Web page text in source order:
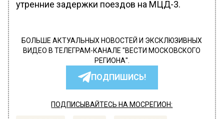
утренние задержки поездов на МЦД-3.
БОЛЬШЕ АКТУАЛЬНЫХ НОВОСТЕЙ И ЭКСКЛЮЗИВНЫХ
ВИДЕО В ТЕЛЕГРАМ-КАНАЛЕ "ВЕСТИ МОСКОВСКОГО
РЕГИОНА".
ПОДПИШИСЬ!
ПОДПИСЫВАЙТЕСЬ НА МОСРЕГИОН: